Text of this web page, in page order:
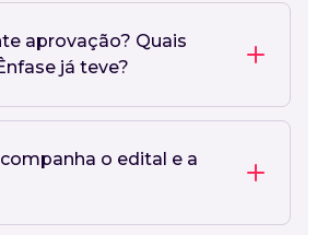
aprovação? Quais
já teve?
o edital e a